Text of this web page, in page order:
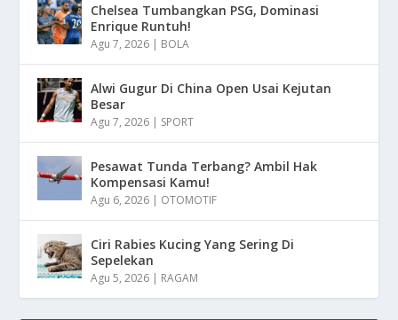
Chelsea Tumbangkan PSG, Dominasi
Enrique Runtuh!
Agu 7, 2026 | BOLA
Alwi Gugur Di China Open Usai Kejutan
Besar
Agu 7, 2026 | SPORT
Pesawat Tunda Terbang? Ambil Hak
Kompensasi Kamu!
Agu 6, 2026 | OTOMOTIF
Ciri Rabies Kucing Yang Sering Di
Sepelekan
Agu 5, 2026 | RAGAM